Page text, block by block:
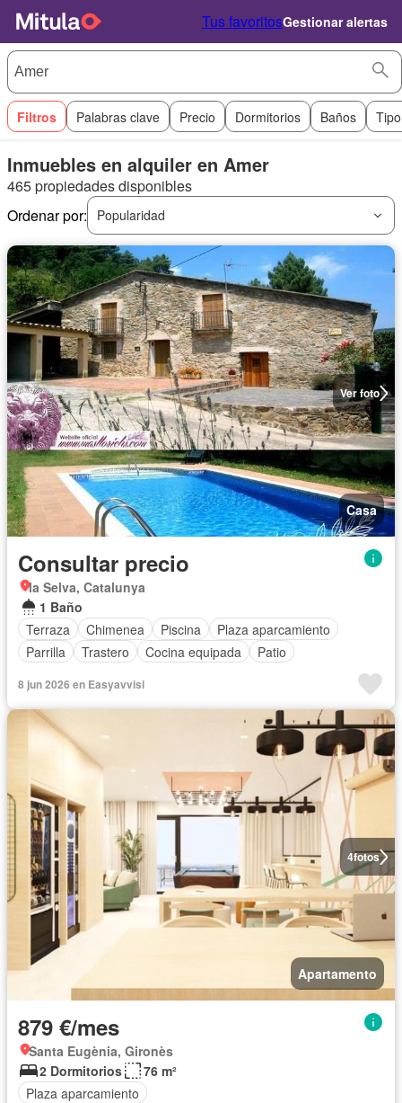
Tus favoritosGestionar alertas
Filtros Palabras clave Precio Dormitorios Baños
Inmuebles en alquiler en Amer
465 propiedades disponibles
Ordenar por:
Popularidad
Ver foto
Casa
Consultar precio
la Selva, Catalunya
1 Baño
Terraza
Chimenea Piscina
Plaza aparcamiento
Parrilla
Trastero Cocina equipada Patio
8 jun 2026 en Easyavvisi
4fotos
Apartamento
879 €/mes
Santa Eugènia, Gironès
2 Dormitorios
76 m²
Plaza aparcamiento